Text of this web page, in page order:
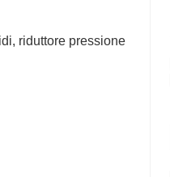
riduttore pressione